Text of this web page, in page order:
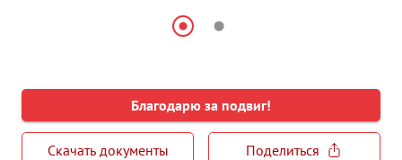
Благодарю за подвиг!
Скачать документы
Поделиться